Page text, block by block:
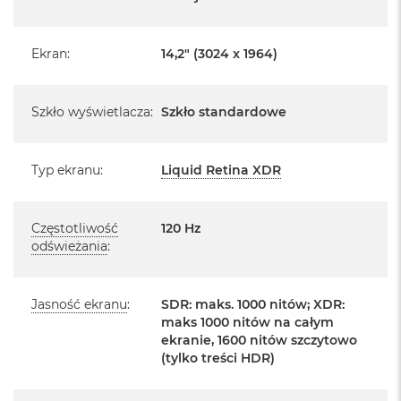
r
B
k
A
i
3
otrzymał oryginalne części zamienne Apple;
jest fabrycznie zapakowany;
Przewód USB-C na MagSafe 3 do ładowania (2m)
Ekran: 14,2" (3024 x 1964)
Szkło wyświetlacza: Szkło standardowe
Typ ekranu: Liquid Retina XDR
Częstotliwość
odświeżania:
120 Hz
Jasność ekranu:
SDR: maks. 1000 nitów; XDR:
maks 1000 nitów na całym
ekranie, 1600 nitów szczytowo
(tylko treści HDR)